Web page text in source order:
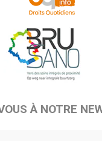
À NOTRE